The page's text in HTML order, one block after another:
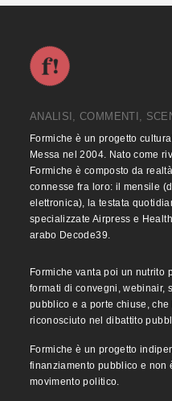
ANALISI, COMMENTI,
Formiche è un progetto
Messa nel 2004. Nato come
Formiche è composto da
connesse fra loro: il mensile
elettronica), la testata
specializzate Airpress e
arabo Decode39.
Formiche vanta poi un nutrito
formati di convegni, webinair,
pubblico e a porte chiuse,
riconosciuto nel dibattito
Formiche è un progetto
finanziamento pubblico e non
movimento politico.